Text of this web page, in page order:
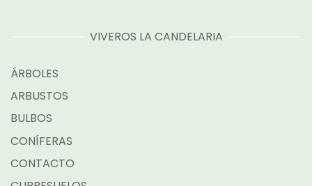
VIVEROS LA CANDELARIA
ÁRBOLES
ARBUSTOS
BULBOS
CONÍFERAS
CONTACTO